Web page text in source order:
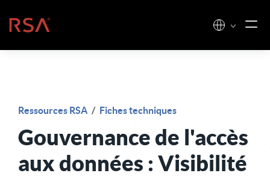
Accueil
Ressources RSA / Fiches techniques
Gouvernance de l'accès
aux données : Visibilité